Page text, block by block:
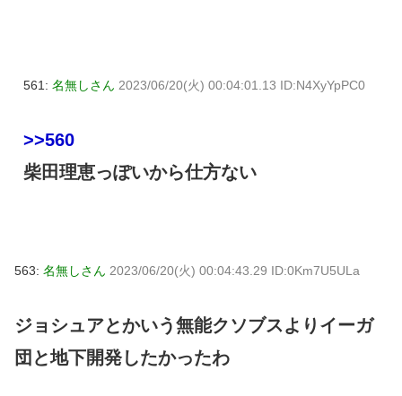
561: 名無しさん 2023/06/20(火) 00:04:01.13 ID:N4XyYpPC0
>>560
柴田理恵っぽいから仕方ない
563: 名無しさん 2023/06/20(火) 00:04:43.29 ID:0Km7U5ULa
ジョシュアとかいう無能クソブスよりイーガ
団と地下開発したかったわ